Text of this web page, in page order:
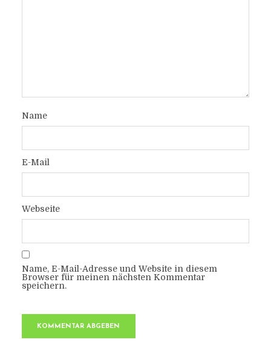
Name
E-Mail
Webseite
Name, E-Mail-Adresse und Website in diesem
Browser für meinen nächsten Kommentar
speichern.